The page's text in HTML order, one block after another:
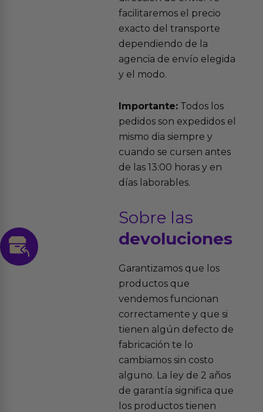
facilitaremos el precio
exacto del transporte
dependiendo de la
agencia de envío elegida
y el modo.
Importante:Todos los
pedidos son expedidos el
mismo dia siempre y
cuando se cursen antes
de las 13:00 horas y en
días laborables.
Sobre las
devoluciones
Garantizamos que los
productos que
vendemos funcionan
correctamente y que si
tienen algún defecto de
fabricación te lo
cambiamos sin costo
alguno. La ley de 2 años
de garantía significa que
los productos tienen